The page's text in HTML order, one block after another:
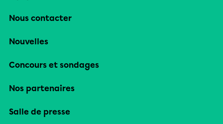
Nous contacter
Nouvelles
Concours et sondages
Nos partenaires
Salle de presse